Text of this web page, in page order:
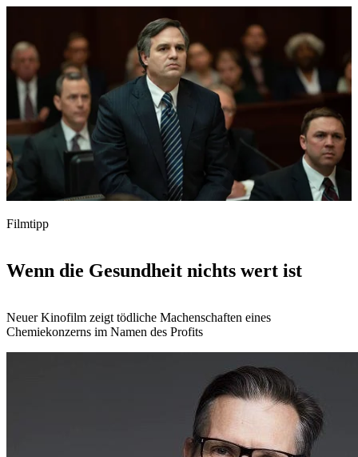
Filmtipp
Wenn die Gesundheit nichts wert ist
Neuer Kinofilm zeigt tödliche Machenschaften eines
Chemiekonzerns im Namen des Profits